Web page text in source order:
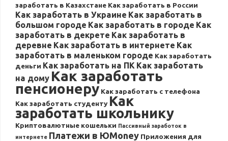
заработать в Казахстане Как заработать в России
Как заработать в Украине Как заработать в
большом городе Как заработать в городе Как
заработать в декрете Как заработать в
деревне Как заработать в интернете Как
заработать в маленьком городе Как заработать
деньги Как заработать на ПК Как заработать
на дому Как заработать
пенсионеру Как заработать с телефона
Как заработать студенту Как
заработать школьнику
Криптовалютные кошельки Пассивный заработок в
интернете Платежи в ЮMoney Приложения для